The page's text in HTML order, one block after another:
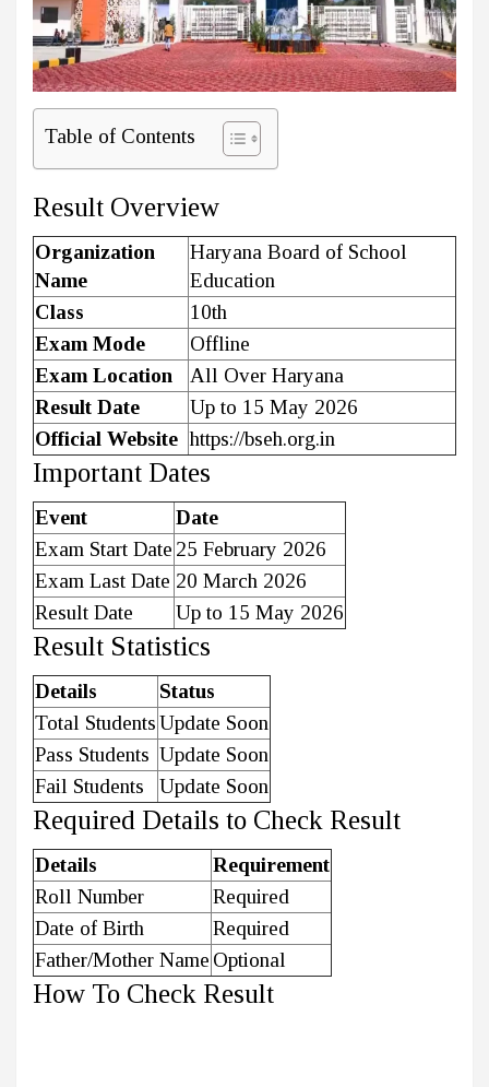
Table of Contents
Result Overview
Organization
Name
Haryana Board of School
Education
Class
10th
Exam Mode
Offline
Exam Location
All Over Haryana
Result Date
Up to 15 May 2026
Official Website https://bseh.org.in
Important Dates
Event
Date
Exam Start Date 25 February 2026
Exam Last Date 20 March 2026
Result Date
Up to 15 May 2026
Result Statistics
Details
Status
Total StudentsUpdate Soon
Pass Students Update Soon
Fail Students
Update Soon
Required Details to Check Result
Details
Requirement
Roll Number
Required
Date of Birth
Required
Father/Mother Name Optional
How To Check Result